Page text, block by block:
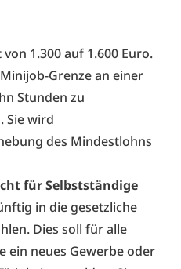
1.300 auf 1.600 Euro.
Grenze an einer
Stunden zu
Sie wird
des Mindestlohns
für Selbstständige
in die gesetzliche
Dies soll für alle
ein neues Gewerbe oder